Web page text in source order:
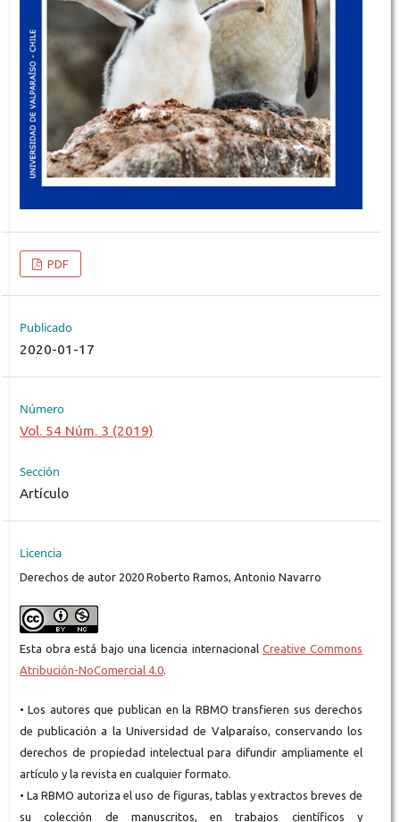
PDF
Publicado
2020-01-17
Número
Vol. 54 Núm. 3 (2019)
Sección
Artículo
Licencia
Derechos de autor 2020 Roberto Ramos, Antonio Navarro
Esta obra está bajo una licencia internacional Creative Commons
Atribución-NoComercial 4.0.
• Los autores que publican en la RBMO transfieren sus derechos
de publicación a la Universidad de Valparaíso, conservando los
derechos de propiedad intelectual para difundir ampliamente el
artículo y la revista en cualquier formato.
• La RBMO autoriza el uso de figuras, tablas y extractos breves de
su colección de manuscritos, en trabajos científicos y